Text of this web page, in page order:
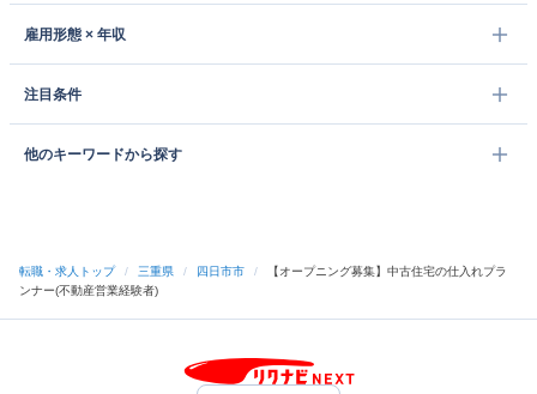
雇用形態 × 年収
注目条件
他のキーワードから探す
転職・求人トップ / 三重県 / 四日市市 /
【オープニング募集】中古住宅の仕入れプラ
ンナー(不動産営業経験者)